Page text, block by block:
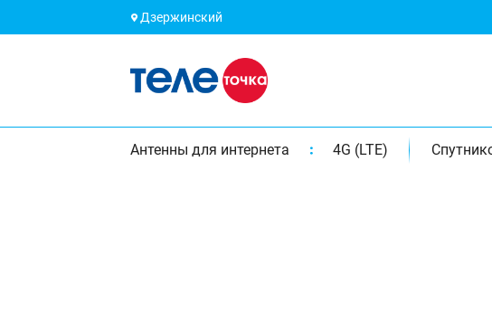
Дзержинский
Антенны для интернета 4G (LTE)